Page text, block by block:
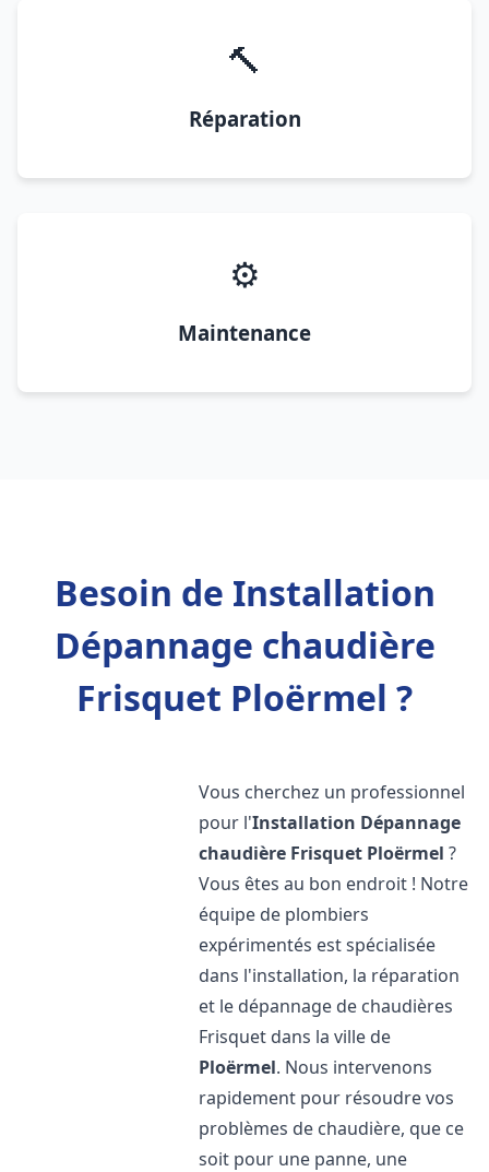
🔨
Réparation
⚙️
Maintenance
Besoin de Installation
Dépannage chaudière
Frisquet Ploërmel ?
Vous cherchez un professionnel
pour l'Installation Dépannage
chaudière Frisquet Ploërmel ?
Vous êtes au bon endroit ! Notre
équipe de plombiers
expérimentés est spécialisée
dans l'installation, la réparation
et le dépannage de chaudières
Frisquet dans la ville de
Ploërmel. Nous intervenons
rapidement pour résoudre vos
problèmes de chaudière, que ce
soit pour une panne, une